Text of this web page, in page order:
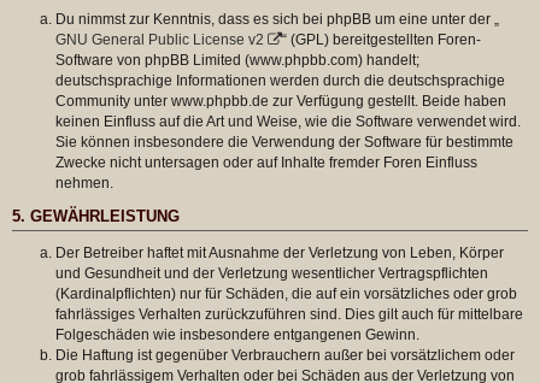
Du nimmst zur Kenntnis, dass es sich bei phpBB um eine unter der „
GNU General Public License v2
“ (GPL) bereitgestellten Foren-
Software von phpBB Limited (www.phpbb.com) handelt;
deutschsprachige Informationen werden durch die deutschsprachige
Community unter www.phpbb.de zur Verfügung gestellt. Beide haben
keinen Einfluss auf die Art und Weise, wie die Software verwendet wird.
Sie können insbesondere die Verwendung der Software für bestimmte
Zwecke nicht untersagen oder auf Inhalte fremder Foren Einfluss
nehmen.
5. GEWÄHRLEISTUNG
Der Betreiber haftet mit Ausnahme der Verletzung von Leben, Körper
und Gesundheit und der Verletzung wesentlicher Vertragspflichten
(Kardinalpflichten) nur für Schäden, die auf ein vorsätzliches oder grob
fahrlässiges Verhalten zurückzuführen sind. Dies gilt auch für mittelbare
Folgeschäden wie insbesondere entgangenen Gewinn.
Die Haftung ist gegenüber Verbrauchern außer bei vorsätzlichem oder
grob fahrlässigem Verhalten oder bei Schäden aus der Verletzung von